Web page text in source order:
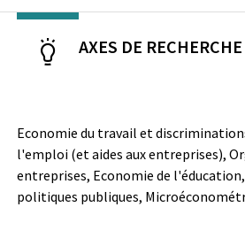
AXES DE RECHERCHE
Economie du travail et
l'emploi (et aides aux entreprises),
entreprises, Economie de
politiques publiques,